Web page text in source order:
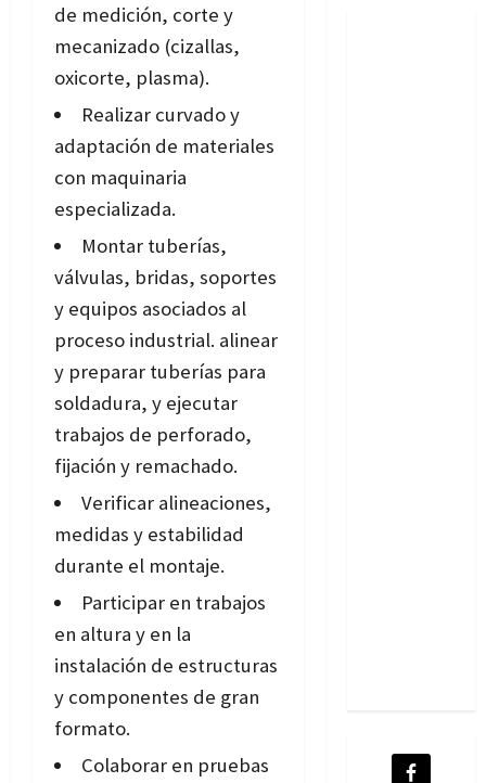
de medición, corte y
mecanizado (cizallas,
oxicorte, plasma).
Realizar curvado y
adaptación de materiales
con maquinaria
especializada.
Montar tuberías,
válvulas, bridas, soportes
y equipos asociados al
proceso industrial. alinear
y preparar tuberías para
soldadura, y ejecutar
trabajos de perforado,
fijación y remachado.
Verificar alineaciones,
medidas y estabilidad
durante el montaje.
Participar en trabajos
en altura y en la
instalación de estructuras
y componentes de gran
formato.
Colaborar en pruebas